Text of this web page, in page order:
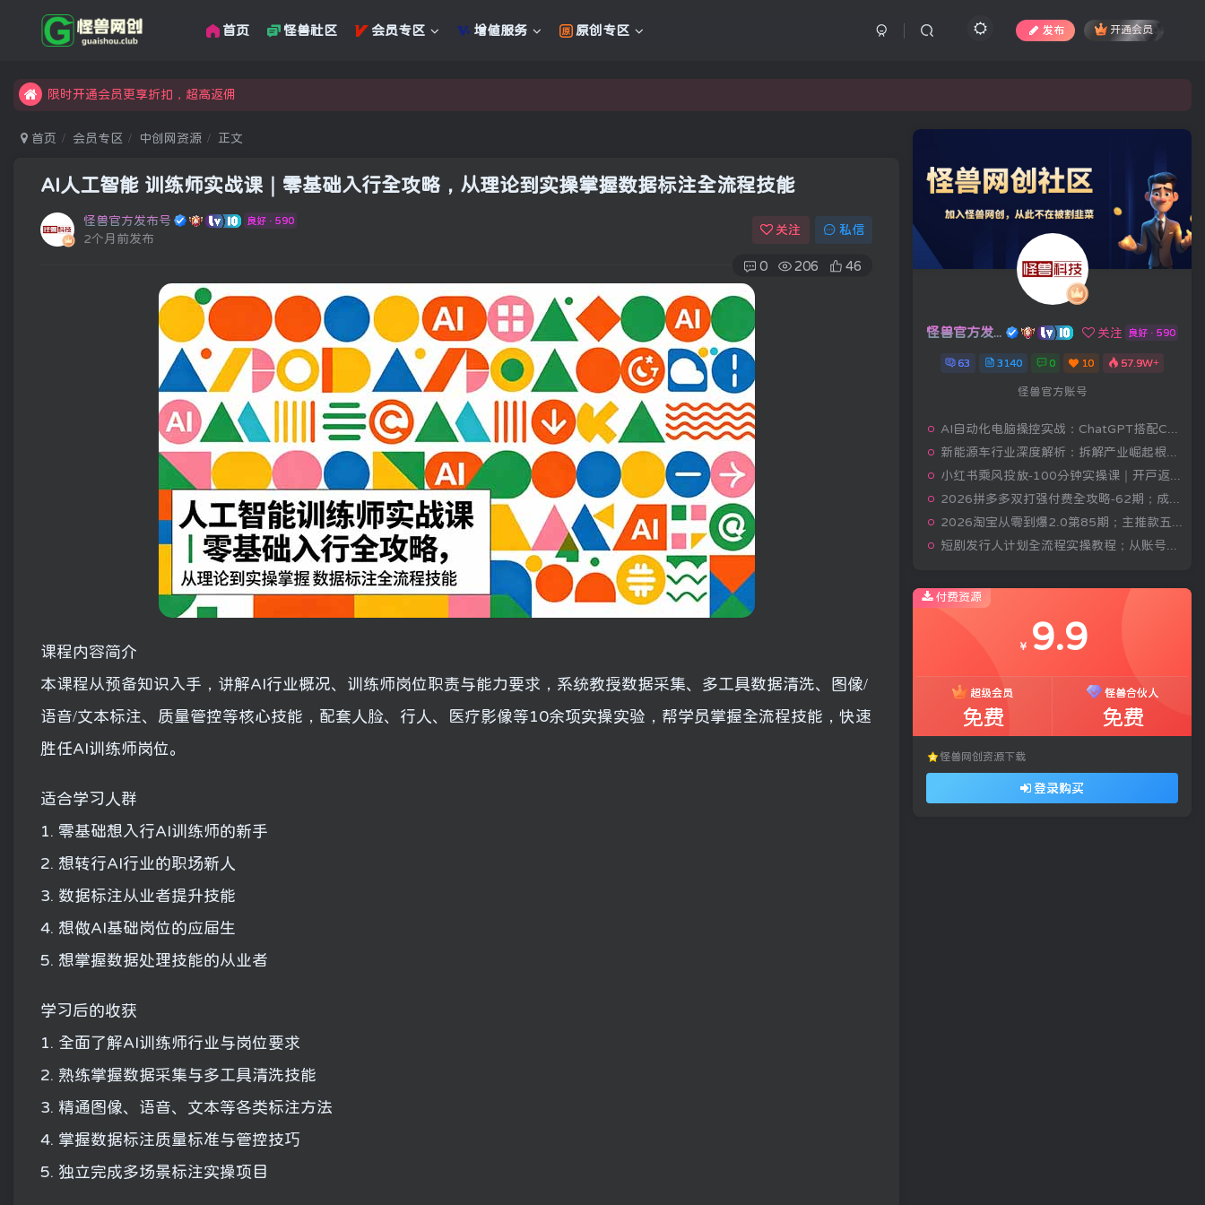
首页 怪兽社区 会员专区 增值服务 原创专区 发布 开通会员
汇集各领域的创新者、创业者和副业经营者，共同探索创业和创新的未来
限时开通会员更享折扣，超高返佣
首页 会员专区 中创网资源 正文
AI人工智能 训练师实战课｜零基础入行全攻略，从理论到实操掌握数据标注全流程技能
怪兽官方发布号 良好 · 590
2个月前发布
关注 私信
0 206 46
课程内容简介
本课程从预备知识入手，讲解AI行业概况、训练师岗位职责与能力要求，系统教授数据采集、多工具数据清洗、图像/
语音/文本标注、质量管控等核心技能，配套人脸、行人、医疗影像等10余项实操实验，帮学员掌握全流程技能，快速
胜任AI训练师岗位。
适合学习人群
1. 零基础想入行AI训练师的新手
2. 想转行AI行业的职场新人
3. 数据标注从业者提升技能
4. 想做AI基础岗位的应届生
5. 想掌握数据处理技能的从业者
学习后的收获
1. 全面了解AI训练师行业与岗位要求
2. 熟练掌握数据采集与多工具清洗技能
3. 精通图像、语音、文本等各类标注方法
4. 掌握数据标注质量标准与管控技巧
5. 独立完成多场景标注实操项目
关注 良好 · 590
63 3140 0 10 57.9W+
怪兽官方账号
付费资源
￥ 9.9
超级会员
免费
怪兽合伙人
免费
怪兽网创资源下载
登录购买